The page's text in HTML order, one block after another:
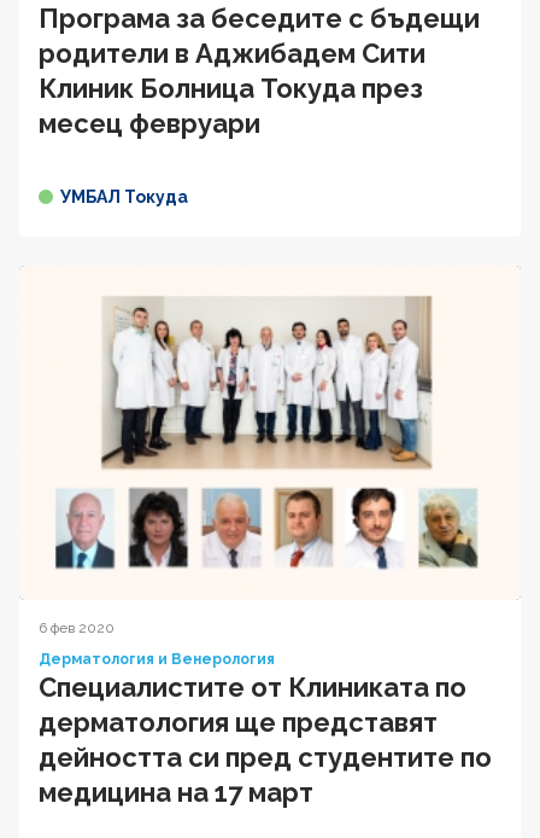
Програма за беседите с бъдещи
родители в Аджибадем Сити
Клиник Болница Токуда през
месец февруари
УМБАЛ Токуда
6 фев 2020
Дерматология и Венерология
Специалистите от Клиниката по
дерматология ще представят
дейността си пред студентите по
медицина на 17 март